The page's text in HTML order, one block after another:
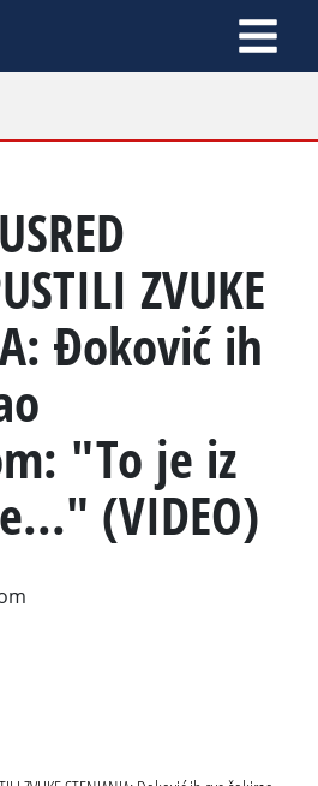
ZVUKE
Đoković ih
"To je iz
(VIDEO)